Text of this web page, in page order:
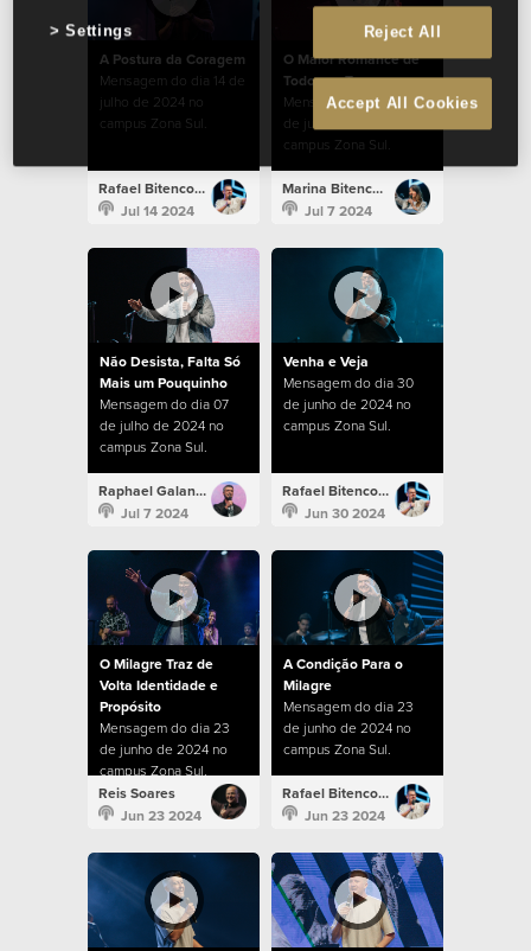
A Postura da Coragem
Mensagem do dia 14 de
julho de 2024 no
campus Zona Sul.
Rafael Bitencourt
Jul 14 2024
O Maior Romance de
Todos os Tempos
Mensagem do dia 07
de julho de 2024 no
campus Zona Sul.
Marina Bitencourt
Jul 7 2024
Não Desista, Falta Só
Mais um Pouquinho
Mensagem do dia 07
de julho de 2024 no
campus Zona Sul.
Raphael Galante
Jul 7 2024
Venha e Veja
Mensagem do dia 30
de junho de 2024 no
campus Zona Sul.
Rafael Bitencourt
Jun 30 2024
O Milagre Traz de
Volta Identidade e
Propósito
Mensagem do dia 23
de junho de 2024 no
campus Zona Sul.
Reis Soares
Jun 23 2024
A Condição Para o
Milagre
Mensagem do dia 23
de junho de 2024 no
campus Zona Sul.
Rafael Bitencourt
Jun 23 2024
Reject All
Accept All Cookies
Settings